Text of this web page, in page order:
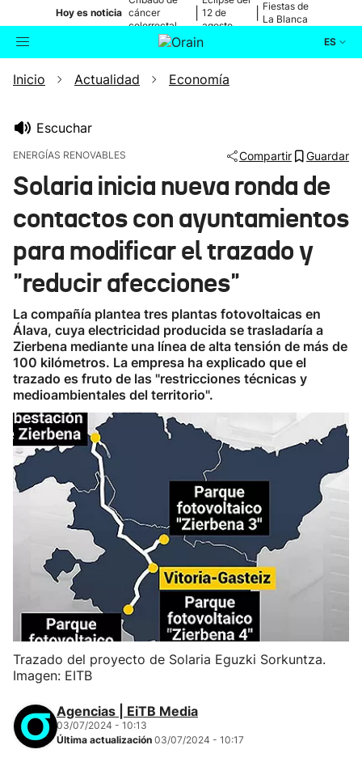
Hoy es noticia cáncer
colorrectal
12 de
agosto
Fiestas de
La Blanca
ES
Buscador Actualidad
Ikusmiran
Eguraldia
Inicio Actualidad Economía
Escuchar
ENERGÍAS RENOVABLES Compartir Guardar
Solaria inicia nueva ronda de
contactos con ayuntamientos
para modificar el trazado y
"reducir afecciones"
La compañía plantea tres plantas fotovoltaicas en
Álava, cuya electricidad producida se trasladaría a
Zierbena mediante una línea de alta tensión de más de
100 kilómetros. La empresa ha explicado que el
trazado es fruto de las "restricciones técnicas y
medioambientales del territorio".
Trazado del proyecto de Solaria Eguzki Sorkuntza.
Imagen: EITB
Agencias | EiTB Media
03/07/2024 - 10:13
Última actualización 03/07/2024 - 10:17